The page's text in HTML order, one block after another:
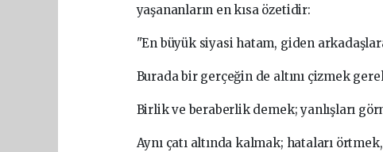
yaşananların en kısa özetidir:
"En büyük siyasi hatam, giden
Burada bir gerçeğin de altını çizmek
Birlik ve beraberlik demek; yanlışları
Aynı çatı altında kalmak; hataları